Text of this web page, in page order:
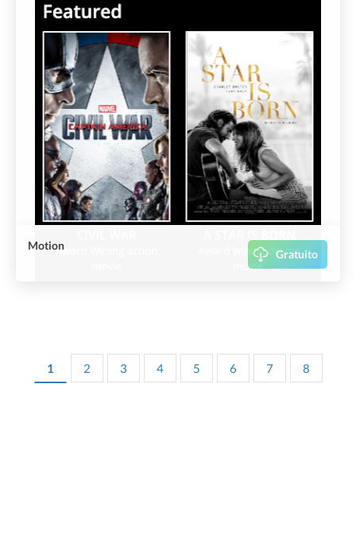
Motion
Gratuito
1 2 3 4 5 6 7 8